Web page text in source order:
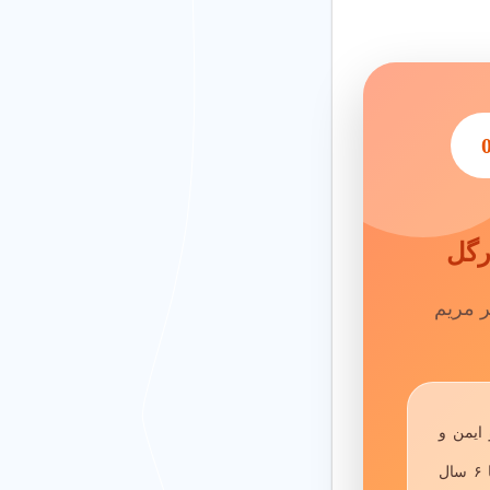
ها را ارزیابی کنید.
مریم
ایمن و
بهره‌گیری از کادری مجرب و متخصص، پذیرای کودکان ۶ ماه تا ۶ سال